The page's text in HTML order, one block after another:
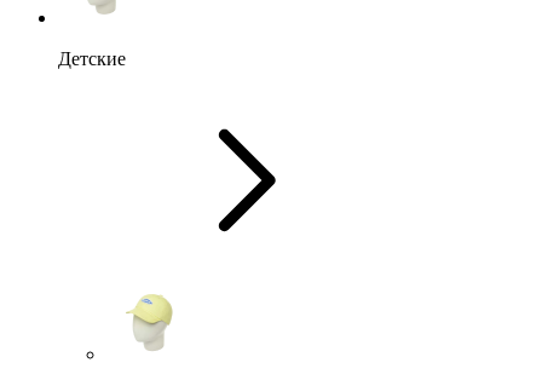
Детские